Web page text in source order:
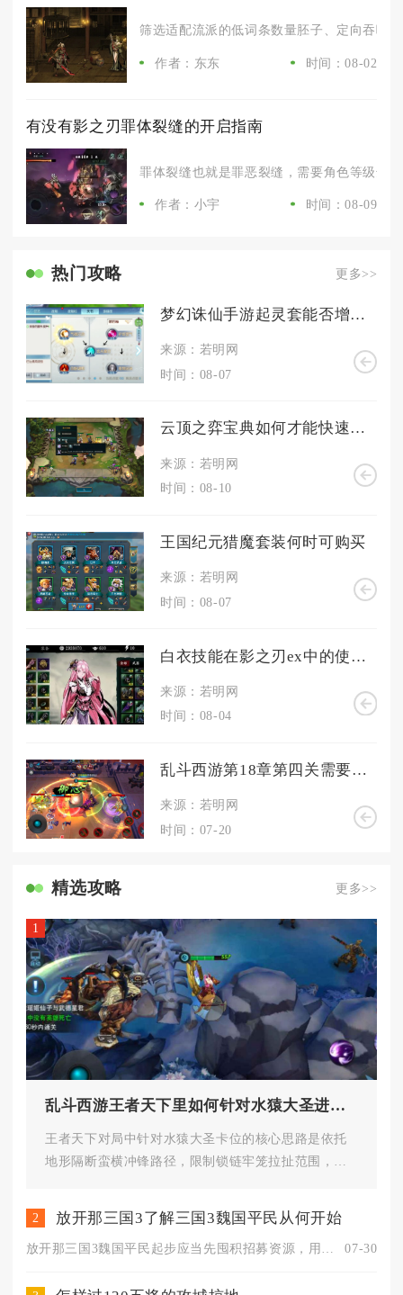
筛选适配流派的低词条数量胚子、定向吞噬
作者：东东 时间：08-02
有没有影之刃罪体裂缝的开启指南
罪体裂缝也就是罪恶裂缝，需要角色等级达
作者：小宇 时间：08-09
热门攻略 更多>>
梦幻诛仙手游起灵套能否增加角色的生存能力
来源：若明网
时间：08-07
云顶之弈宝典如何才能快速升级
来源：若明网
时间：08-10
王国纪元猎魔套装何时可购买
来源：若明网
时间：08-07
白衣技能在影之刃ex中的使用方法是什么
来源：若明网
时间：08-04
乱斗西游第18章第四关需要注意哪些细节
来源：若明网
时间：07-20
精选攻略 更多>>
1
乱斗西游王者天下里如何针对水猿大圣进行卡位
王者天下对局中针对水猿大圣卡位的核心思路是依托
地形隔断蛮横冲锋路径，限制锁链牢笼拉扯范围，利
2 放开那三国3了解三国3魏国平民从何开始
放开那三国3魏国平民起步应当先囤积招募资源，用混搭过渡阵容开... 07-30